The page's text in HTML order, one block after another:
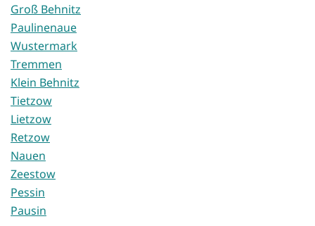
Groß Behnitz
Paulinenaue
Wustermark
Tremmen
Klein Behnitz
Tietzow
Lietzow
Retzow
Nauen
Zeestow
Pessin
Pausin